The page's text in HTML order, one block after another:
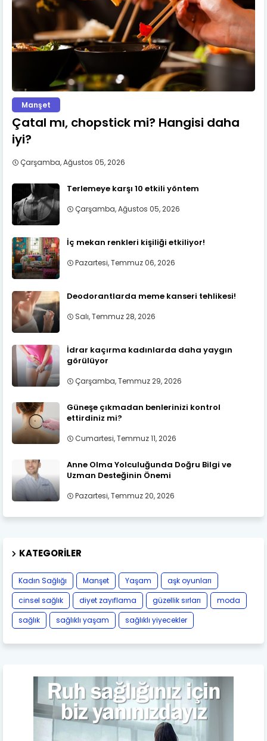
Manşet
Çatal mı, chopstick mi? Hangisi daha
iyi?
Çarşamba, Ağustos 05, 2026
Terlemeye karşı 10 etkili yöntem
Çarşamba, Ağustos 05, 2026
İç mekan renkleri kişiliği etkiliyor!
Pazartesi, Temmuz 06, 2026
Deodorantlarda meme kanseri tehlikesi!
Salı, Temmuz 28, 2026
İdrar kaçırma kadınlarda daha yaygın
görülüyor
Çarşamba, Temmuz 29, 2026
Güneşe çıkmadan benlerinizi kontrol
ettirdiniz mi?
Cumartesi, Temmuz 11, 2026
Anne Olma Yolculuğunda Doğru Bilgi ve
Uzman Desteğinin Önemi
Pazartesi, Temmuz 20, 2026
KATEGORILER
Kadın Sağlığı Manşet Yaşam
aşk oyunları
cinsel sağlık
diyet zayıflama güzellik sırları
moda
sağlık
sağlıklı yaşam sağlıklı yiyecekler